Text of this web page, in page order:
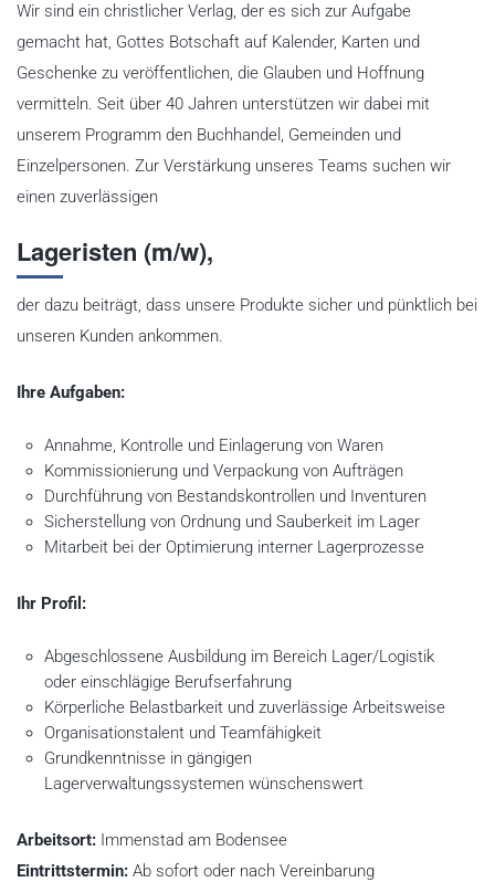
Wir sind ein christlicher Verlag, der es sich zur Aufgabe
gemacht hat, Gottes Botschaft auf Kalender, Karten und
Geschenke zu veröffentlichen, die Glauben und Hoffnung
vermitteln. Seit über 40 Jahren unterstützen wir dabei mit
unserem Programm den Buchhandel, Gemeinden und
Einzelpersonen. Zur Verstärkung unseres Teams suchen wir
einen zuverlässigen
Lageristen (m/w),
der dazu beiträgt, dass unsere Produkte sicher und pünktlich bei
unseren Kunden ankommen.
Ihre Aufgaben:
Annahme, Kontrolle und Einlagerung von Waren
Kommissionierung und Verpackung von Aufträgen
Durchführung von Bestandskontrollen und Inventuren
Sicherstellung von Ordnung und Sauberkeit im Lager
Mitarbeit bei der Optimierung interner Lagerprozesse
Ihr Profil:
Abgeschlossene Ausbildung im Bereich Lager/Logistik
oder einschlägige Berufserfahrung
Körperliche Belastbarkeit und zuverlässige Arbeitsweise
Organisationstalent und Teamfähigkeit
Grundkenntnisse in gängigen
Lagerverwaltungssystemen wünschenswert
Arbeitsort: Immenstad am Bodensee
Eintrittstermin: Ab sofort oder nach Vereinbarung